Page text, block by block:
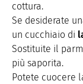
cottura.
Se desiderate
un cucchiaio di
Sostituite il
più saporita.
Potete cuocere